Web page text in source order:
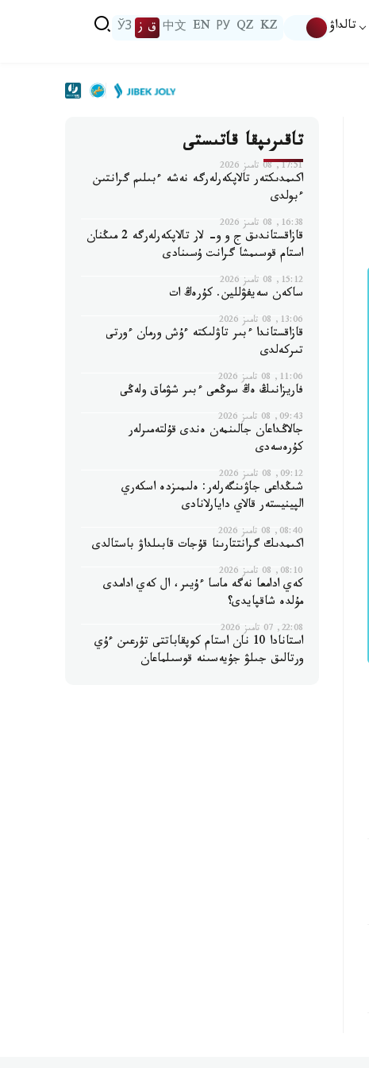
تالداۋ KZ
QZ
РУ
EN
中文 ق ز ЎЗ
تاقىرىپقا قاتىستى
17:51, 08 تامىز 2026
اكىمدىكتەر تالاپكەرلەرگە نەشە ءبىلىم گرانتىن
ءبولدى
16:38, 08 تامىز 2026
قازاقستاندىق ج و و- لار تالاپكەرلەرگە 2 مىڭنان
استام قوسىمشا گرانت ۇسىنادى
15:12, 08 تامىز 2026
ساكەن سەيفۋللين. كۇرەڭ ات
13:06, 08 تامىز 2026
قازاقستاندا ءبىر تاۋلىكتە ءۇش ورمان ءورتى
تىركەلدى
11:06, 08 تامىز 2026
فاريزانىڭ ەڭ سوڭعى ءبىر شۋماق ولەڭى
09:43, 08 تامىز 2026
جالاڭداعان جالىنمەن ەندى قۇلتەمىرلەر
كۇرەسەدى
09:12, 08 تامىز 2026
شىڭداعى جاۋىنگەرلەر: ەلىمىزدە اسكەري
الپينيستەر قالاي دايارلانادى
08:40, 08 تامىز 2026
اكىمدىك گرانتتارىنا قۇجات قابىلداۋ باستالدى
08:10, 08 تامىز 2026
كەي ادامعا نەگە ماسا ءۇيىر، ال كەي ادامدى
مۇلدە شاقپايدى؟
22:08, 07 تامىز 2026
استانادا 10 نان استام كوپقاباتتى تۇرعىن ءۇي
ورتالىق جىلۋ جۇيەسىنە قوسىلماعان